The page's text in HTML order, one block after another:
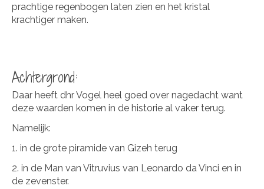
prachtige regenbogen laten zien en het kristal
krachtiger maken.
Achtergrond:
Daar heeft dhr Vogel heel goed over nagedacht want
deze waarden komen in de historie al vaker terug.
Namelijk:
1. in de grote piramide van Gizeh terug
2. in de Man van Vitruvius van Leonardo da Vinci en in
de zevenster.